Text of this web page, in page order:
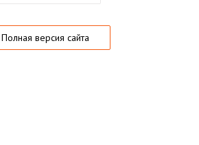
Полная версия сайта